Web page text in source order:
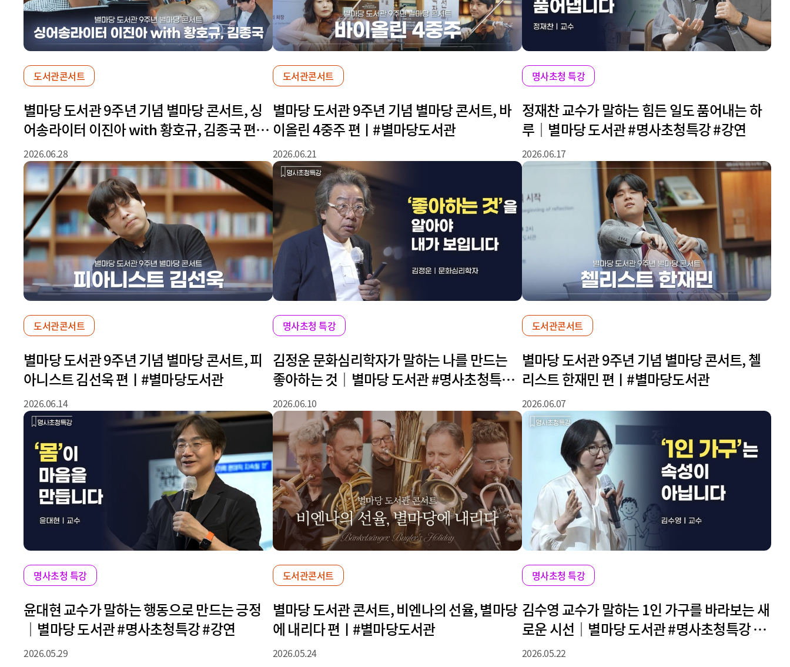
도서관콘서트
별마당 도서관 9주년 기념 별마당 콘서트, 싱
어송라이터 이진아 with 황호규, 김종국 편ㅣ
#별마당도서관
2026.06.28
도서관콘서트
별마당 도서관 9주년 기념 별마당 콘서트, 바
이올린 4중주 편ㅣ#별마당도서관
2026.06.21
명사초청 특강
정재찬 교수가 말하는 힘든 일도 품어내는 하
루｜별마당 도서관 #명사초청특강 #강연
2026.06.17
도서관콘서트
별마당 도서관 9주년 기념 별마당 콘서트, 피
아니스트 김선욱 편ㅣ#별마당도서관
2026.06.14
명사초청 특강
김정운 문화심리학자가 말하는 나를 만드는
좋아하는 것｜별마당 도서관 #명사초청특강
#강연
2026.06.10
도서관콘서트
별마당 도서관 9주년 기념 별마당 콘서트, 첼
리스트 한재민 편ㅣ#별마당도서관
2026.06.07
명사초청 특강
윤대현 교수가 말하는 행동으로 만드는 긍정
｜별마당 도서관 #명사초청특강 #강연
2026.05.29
도서관콘서트
별마당 도서관 콘서트, 비엔나의 선율, 별마당
에 내리다 편ㅣ#별마당도서관
2026.05.24
명사초청 특강
김수영 교수가 말하는 1인 가구를 바라보는 새
로운 시선｜별마당 도서관 #명사초청특강 #
강연
2026.05.22